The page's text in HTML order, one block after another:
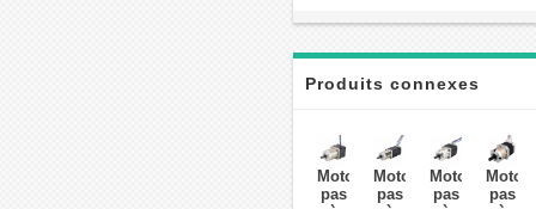
Produits connexes
Motoréducteur
pas
Motoréducteur
pas
Motoréducteur
pas
pas